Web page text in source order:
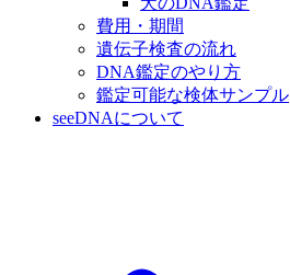
費用・期間
遺伝子検査の流れ
DNA鑑定のやり方
鑑定可能な検体サンプル
seeDNAについて